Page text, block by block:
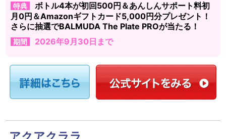
特典
ボトル4本が初回500円＆あんしんサポート料初
月0円＆Amazonギフトカード5,000円分プレゼント！
さらに抽選でBALMUDA The Plate PROが当たる！
期間 2026年9月30日まで